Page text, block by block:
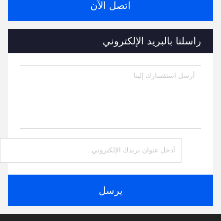
اتصل الآن
راسلنا بالبريد الإلكتروني
يرسل